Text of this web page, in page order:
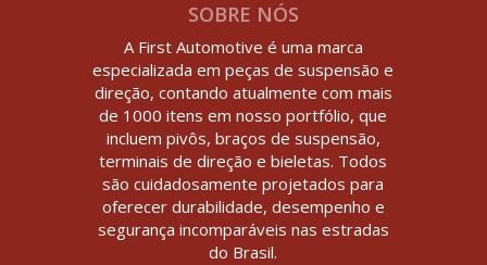
SOBRE NÓS
A First Automotive é uma marca
especializada em peças de suspensão e
direção, contando atualmente com mais
de 1000 itens em nosso portfólio, que
incluem pivôs, braços de suspensão,
terminais de direção e bieletas. Todos
são cuidadosamente projetados para
oferecer durabilidade, desempenho e
segurança incomparáveis nas estradas
do Brasil.